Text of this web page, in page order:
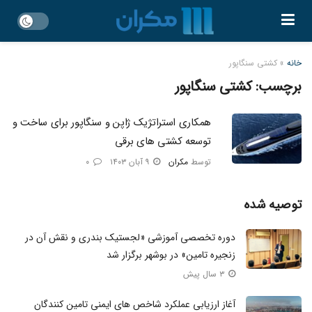
خانه » کشتی سنگاپور
برچسب:کشتی سنگاپور
همکاری استراتژیک ژاپن و سنگاپور برای ساخت و
توسعه کشتی های برقی
توسط مکران
توصیه شده
دوره تخصصی آموزشی «لجستیک بندری و نقش آن در
زنجیره تامین» در بوشهر برگزار شد
آغاز ارزیابی عملکرد شاخص های ایمنی تامین کنندگان